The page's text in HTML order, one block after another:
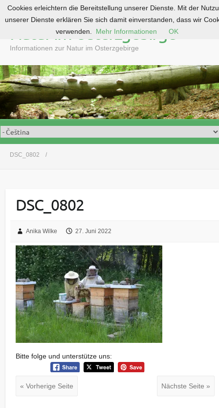
o
c
o
t
e
n
Natur im Osterzgebirge
Informationen zur Natur im Osterzgebirge
DSC_0802
DSC_0802
Anika Wilke 27. Juni 2022
Bitte folge und unterstütze uns:
« Vorherige Seite Nächste Seite »
Cookies erleichtern die Bereitstellung unserer Dienste. Mit der
unserer Dienste erklären Sie sich damit einverstanden, dass wir
verwenden.
Mehr Informationen OK